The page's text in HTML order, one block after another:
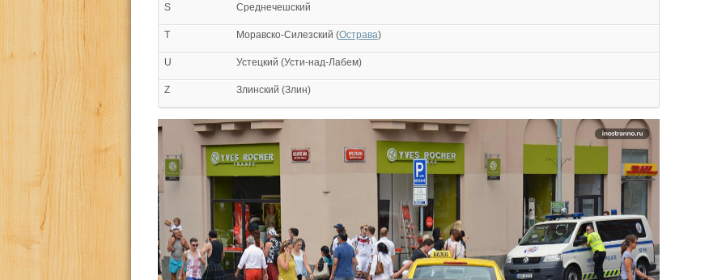
S Среднечешский
T Моравско-Силезский (Острава)
U Устецкий (Усти-над-Лабем)
Z Злинский (Злин)